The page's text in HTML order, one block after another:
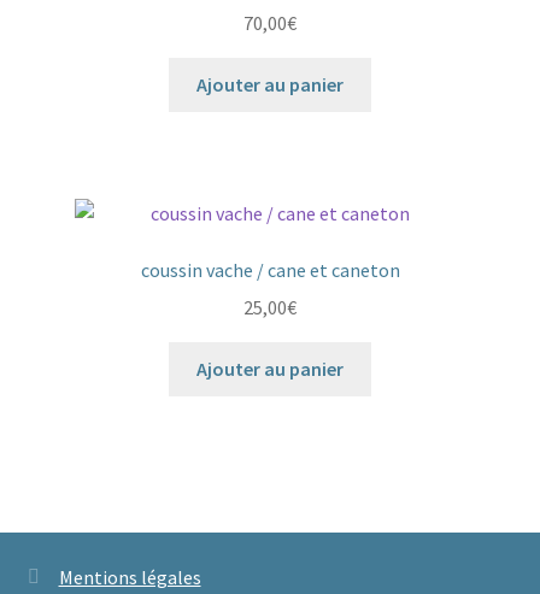
70,00€
Ajouter au panier
coussin vache / cane et caneton
25,00€
Ajouter au panier
Mentions légales